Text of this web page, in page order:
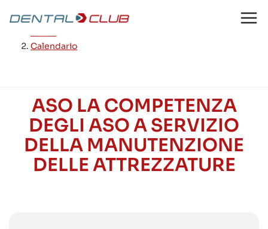
contenuto
Calendario
ASO LA COMPETENZA
DEGLI ASO A SERVIZIO
DELLA MANUTENZIONE
DELLE ATTREZZATURE